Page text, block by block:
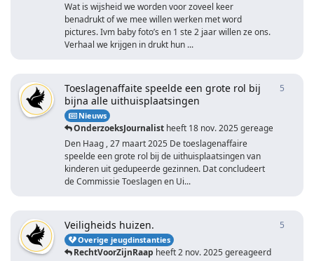
Wat is wijsheid we worden voor zoveel keer
benadrukt of we mee willen werken met word
pictures. Ivm baby foto’s en 1 ste 2 jaar willen ze ons.
Verhaal we krijgen in drukt hun ...
Toeslagenaffaite speelde een grote rol bij
bijna alle uithuisplaatsingen
Nieuws
OnderzoeksJournalist heeft 18 nov. 2025gereageerd
Den Haag , 27 maart 2025 De toeslagenaffaire
speelde een grote rol bij de uithuisplaatsingen van
kinderen uit gedupeerde gezinnen. Dat concludeert
de Commissie Toeslagen en Ui...
5
Veiligheids huizen.
Overige jeugdinstanties
RechtVoorZijnRaap heeft2 nov. 2025gereageerd
5